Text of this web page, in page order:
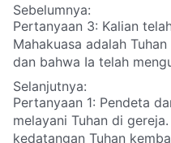
Sebelumnya:
Pertanyaan 3: Kalian
Mahakuasa adalah
dan bahwa Ia telah
Namun di Korea Selatan,
memalsukan Tuhan
Mereka juga telah
dan menulis beberapa
Selanjutnya:
Pertanyaan 1: Pendeta
melayani Tuhan di
kedatangan Tuhan